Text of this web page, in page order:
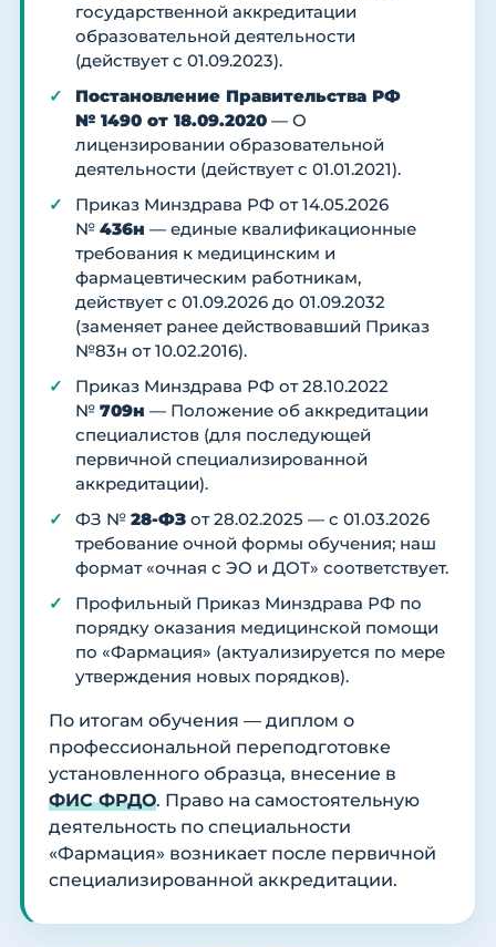
государственной аккредитации
образовательной деятельности
(действует с 01.09.2023).
Постановление Правительства РФ
№ 1490 от 18.09.2020 — О
лицензировании образовательной
деятельности (действует с 01.01.2021).
Приказ Минздрава РФ от 14.05.2026
№ 436н — единые квалификационные
требования к медицинским и
фармацевтическим работникам,
действует с 01.09.2026 до 01.09.2032
(заменяет ранее действовавший Приказ
№83н от 10.02.2016).
Приказ Минздрава РФ от 28.10.2022
№ 709н — Положение об аккредитации
специалистов (для последующей
первичной специализированной
аккредитации).
ФЗ № 28-ФЗ от 28.02.2025 — с 01.03.2026
требование очной формы обучения; наш
формат «очная с ЭО и ДОТ» соответствует.
Профильный Приказ Минздрава РФ по
порядку оказания медицинской помощи
по «Фармация» (актуализируется по мере
утверждения новых порядков).
По итогам обучения — диплом о
профессиональной переподготовке
установленного образца, внесение в
ФИС ФРДО. Право на самостоятельную
деятельность по специальности
«Фармация» возникает после первичной
специализированной аккредитации.